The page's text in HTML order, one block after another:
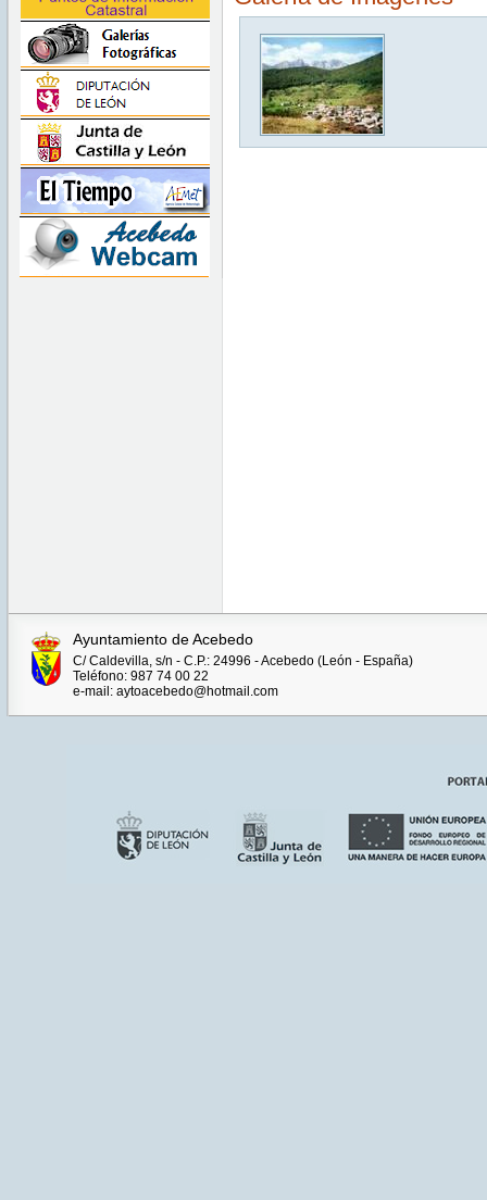
Ayuntamiento de Acebedo
C/ Caldevilla, s/n - C.P.: 24996 - Acebedo (León - España)
Teléfono: 987 74 00 22
e-mail: aytoacebedo@hotmail.com